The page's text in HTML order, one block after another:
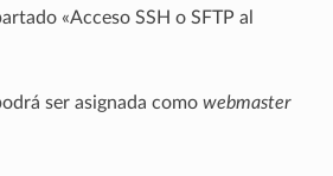
«Acceso SSH o SFTP al
ser asignada como webmaster